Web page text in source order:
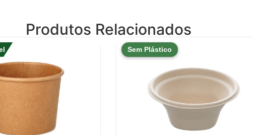
Produtos Relacionados
Sem Plástico